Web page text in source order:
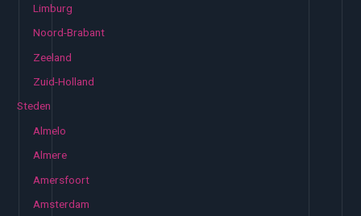
Limburg
Noord-Brabant
Zeeland
Zuid-Holland
Steden
Almelo
Almere
Amersfoort
Amsterdam